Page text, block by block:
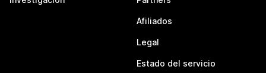
Afiliados
Legal
Estado del servicio